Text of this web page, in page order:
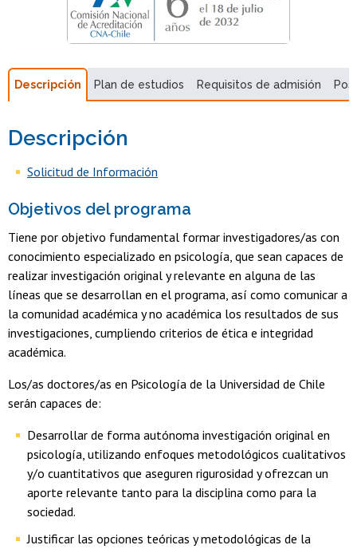
Descripción Plan de estudios Requisitos de admisión
Descripción
Solicitud de Información
Objetivos del programa
Tiene por objetivo fundamental formar investigadores/as con
conocimiento especializado en psicología, que sean capaces de
realizar investigación original y relevante en alguna de las
líneas que se desarrollan en el programa, así como comunicar a
la comunidad académica y no académica los resultados de sus
investigaciones, cumpliendo criterios de ética e integridad
académica.
Los/as doctores/as en Psicología de la Universidad de Chile
serán capaces de:
Desarrollar de forma autónoma investigación original en
psicología, utilizando enfoques metodológicos cualitativos
y/o cuantitativos que aseguren rigurosidad y ofrezcan un
aporte relevante tanto para la disciplina como para la
sociedad.
Justificar las opciones teóricas y metodológicas de la